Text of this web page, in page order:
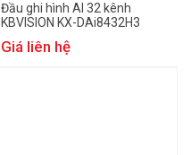
Đầu ghi hình AI 32 kênh
KBVISION KX-DAi8432H3
Giá liên hệ